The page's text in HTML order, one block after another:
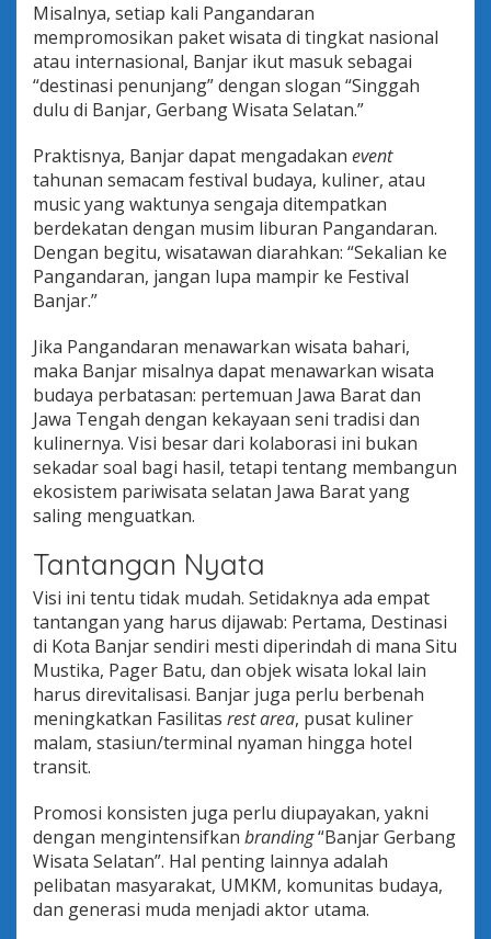
Misalnya, setiap kali Pangandaran
mempromosikan paket wisata di tingkat nasional
atau internasional, Banjar ikut masuk sebagai
“destinasi penunjang” dengan slogan “Singgah
dulu di Banjar, Gerbang Wisata Selatan.”
Praktisnya, Banjar dapat mengadakan event
tahunan semacam festival budaya, kuliner, atau
music yang waktunya sengaja ditempatkan
berdekatan dengan musim liburan Pangandaran.
Dengan begitu, wisatawan diarahkan: “Sekalian ke
Pangandaran, jangan lupa mampir ke Festival
Banjar.”
Jika Pangandaran menawarkan wisata bahari,
maka Banjar misalnya dapat menawarkan wisata
budaya perbatasan: pertemuan Jawa Barat dan
Jawa Tengah dengan kekayaan seni tradisi dan
kulinernya. Visi besar dari kolaborasi ini bukan
sekadar soal bagi hasil, tetapi tentang membangun
ekosistem pariwisata selatan Jawa Barat yang
saling menguatkan.
Tantangan Nyata
Visi ini tentu tidak mudah. Setidaknya ada empat
tantangan yang harus dijawab: Pertama, Destinasi
di Kota Banjar sendiri mesti diperindah di mana Situ
Mustika, Pager Batu, dan objek wisata lokal lain
harus direvitalisasi. Banjar juga perlu berbenah
meningkatkan Fasilitas rest area, pusat kuliner
malam, stasiun/terminal nyaman hingga hotel
transit.
Promosi konsisten juga perlu diupayakan, yakni
dengan mengintensifkan branding“Banjar Gerbang
Wisata Selatan”. Hal penting lainnya adalah
pelibatan masyarakat, UMKM, komunitas budaya,
dan generasi muda menjadi aktor utama.